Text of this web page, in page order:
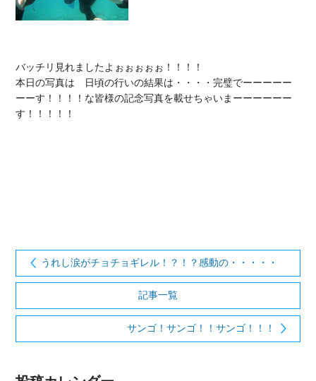
バッチリ見れましたよぉぉぉぉぉ！！！！
本日の写真は　日頃の行いの結果は・・・・完璧でーーーーー
ーーす！！！！な皆様の記念写真を載せちゃいまーーーーーー
す！！！！！
うれし涙がチョチョギレル！？！？感動の・・・・・
記事一覧
サンゴ！サンゴ！！サンゴ！！！